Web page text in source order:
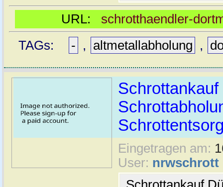
URL: schrotthaendler-
TAGs:
- , altmetallabholung ,
Eingetragen am:
User: nrwschrott